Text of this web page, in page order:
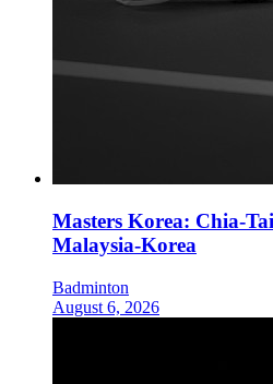
Masters Korea: Chia-
Malaysia-Korea
Badminton
August 6, 2026